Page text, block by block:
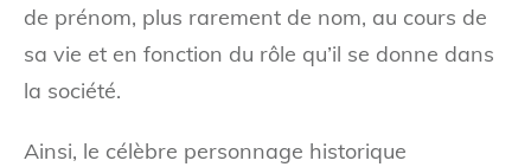
de prénom, plus rarement de nom, au cours de
sa vie et en fonction du rôle qu’il se donne dans
la société.
Ainsi, le célèbre personnage historique